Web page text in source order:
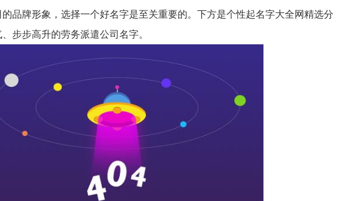
品牌形象，选择一个好名字是至关重要的。下方是个性起名字大全网精选分
步步高升的劳务派遣公司名字。